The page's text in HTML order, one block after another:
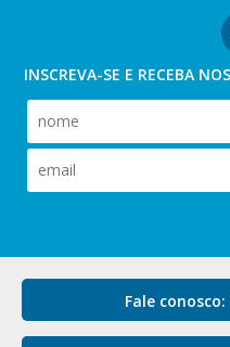
INSCREVA-SE E RECEBA
Fale conosco: